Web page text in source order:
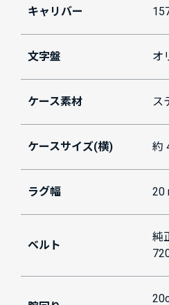
キャリバー
文字盤 オ
ケース素材 ス
ケースサイズ(横) 約
ラグ幅 20
ベルト
純